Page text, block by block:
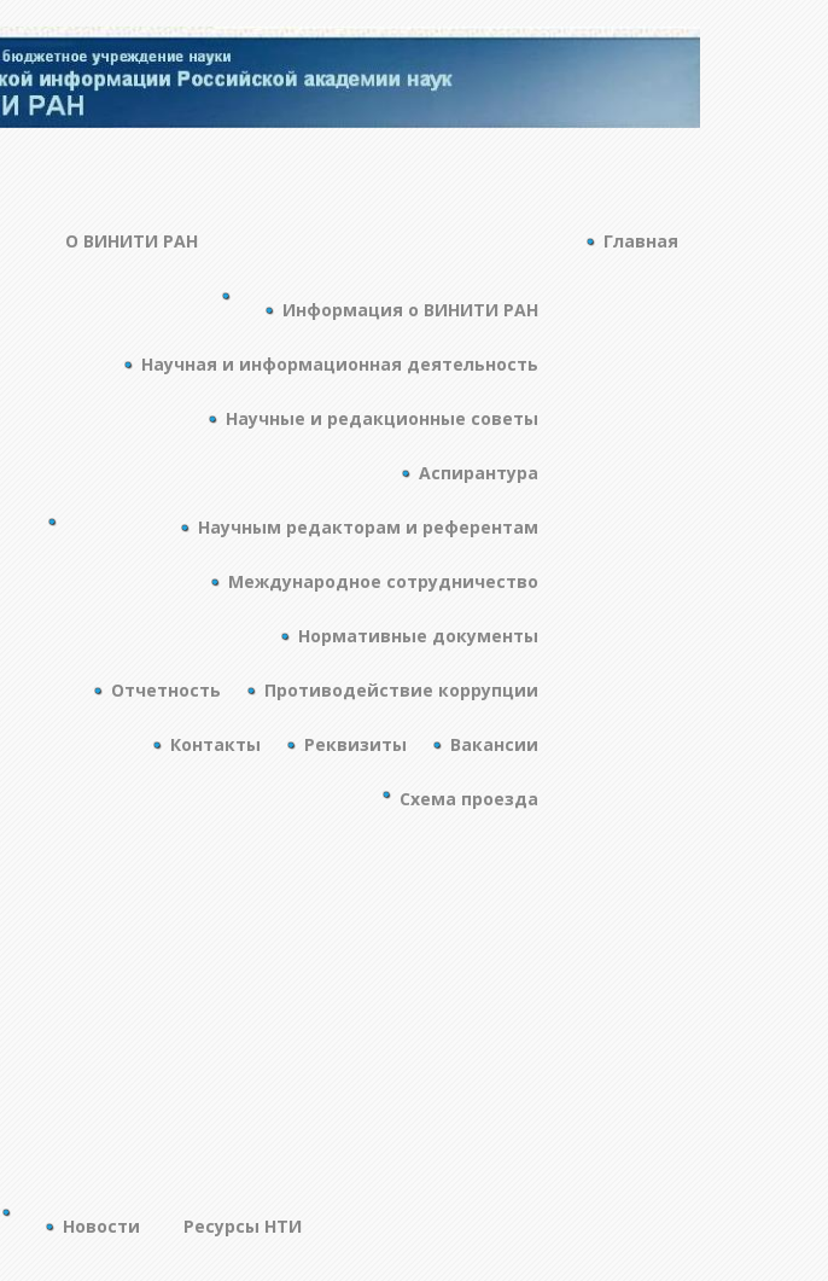
Главная
О ВИНИТИ РАН
Информация о ВИНИТИ РАН
Научная и информационная деятельность
Научные и редакционные советы
Аспирантура
Научным редакторам и референтам
Международное сотрудничество
Нормативные документы
Противодействие коррупции
Отчетность
Вакансии
Реквизиты
Контакты
Схема проезда
Ресурсы НТИ
Новости